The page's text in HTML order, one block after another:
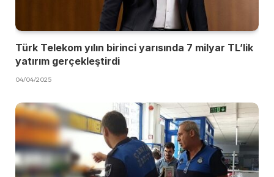
Türk Telekom yılın birinci yarısında 7 milyar TL’lik
yatırım gerçekleştirdi
04/04/2025